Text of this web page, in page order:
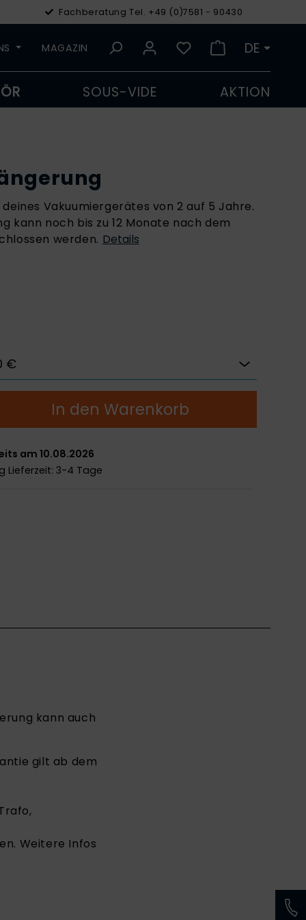
Fachberatung Tel. +49 (0)7581 - 90430
€
MAGAZIN DE
SOUS-VIDE AKTION
Vakuumiergerätes von 2 auf 5 Jahre.
kann noch bis zu 12 Monate nach dem
werden. Details
In den Warenkorb
am 10.08.2026
Lieferzeit: 3-4 Tage
kann auch
gilt ab dem
Weitere Infos